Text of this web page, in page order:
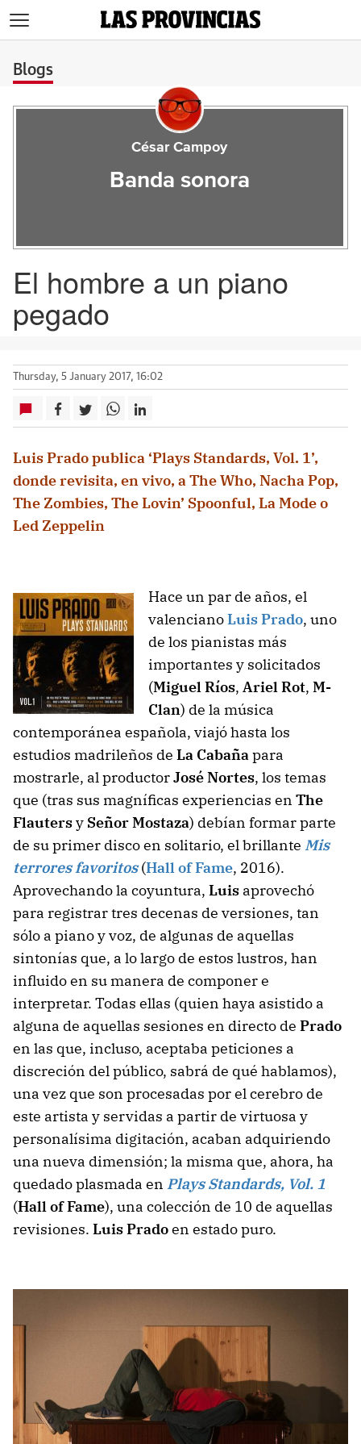
Blogs
César Campoy
Banda sonora
El hombre a un piano
pegado
Thursday, 5 January 2017, 16:02
Luis Prado publica ‘Plays Standards, Vol. 1’,
donde revisita, en vivo, a The Who, Nacha Pop,
The Zombies, The Lovin’ Spoonful, La Mode o
Led Zeppelin
Hace un par de años, el
valencianoLuis Prado, uno
de los pianistas más
importantes y solicitados
(Miguel Ríos, Ariel Rot, M-
Clan) de la música
contemporánea española, viajó hasta los
estudios madrileños de La Cabañapara
mostrarle, al productorJosé Nortes, los temas
que (tras sus magníficas experiencias en The
Flautersy Señor Mostaza) debían formar parte
de su primer disco en solitario, el brillante Mis
terrores favoritos(Hall of Fame, 2016).
Aprovechando la coyuntura, Luis aprovechó
para registrar tres decenas de versiones, tan
sólo a piano y voz, de algunas de aquellas
sintonías que, a lo largo de estos lustros, han
influido en su manera de componer e
interpretar. Todas ellas (quien haya asistido a
alguna de aquellas sesiones en directo de Prado
en las que, incluso, aceptaba peticiones a
discreción del público, sabrá de qué hablamos),
una vez que son procesadas por el cerebro de
este artista y servidas a partir de virtuosa y
personalísima digitación, acaban adquiriendo
una nueva dimensión; la misma que, ahora, ha
quedado plasmada en Plays Standards, Vol. 1
(Hall of Fame), una colección de 10 de aquellas
revisiones. Luis Pradoen estado puro.